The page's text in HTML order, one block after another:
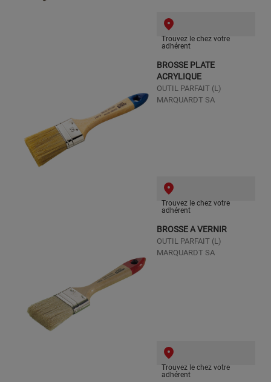
Trouvez le chez votre
adhérent
BROSSE PLATE
ACRYLIQUE
OUTIL PARFAIT (L)
MARQUARDT SA
Trouvez le chez votre
adhérent
BROSSE A VERNIR
OUTIL PARFAIT (L)
MARQUARDT SA
Trouvez le chez votre
adhérent